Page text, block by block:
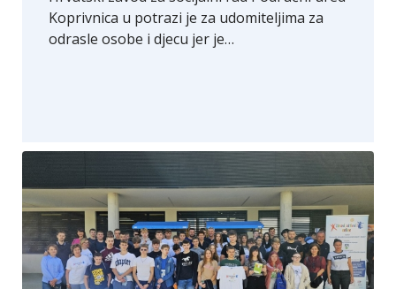
Koprivnica u potrazi je za udomiteljima za
odrasle osobe i djecu jer je…